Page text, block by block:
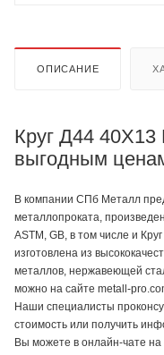
ОПИСАНИЕ
Круг Д44 40Х13
выгодным
В компании СПб Металл
металлопроката,
ASTM, GB, в том числе и
изготовлена из
металлов, нержавеющей
можно на сайте metall-
Наши специалисты
стоимость или получить
Вы можете в онлайн-чате на